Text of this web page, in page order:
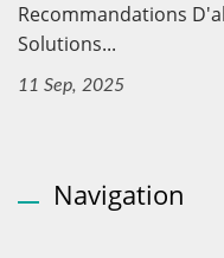
Recommandations
Solutions...
11 Sep, 2025
Navigation